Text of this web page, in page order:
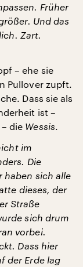
Früher
Und das
Zart.
– ehe sie
Pullover zupft.
Dass sie als
ist –
die Wessis.
im
Die
haben sich alle
dieses, der
Straße
sich drum
vorbei.
Dass hier
der Erde lag